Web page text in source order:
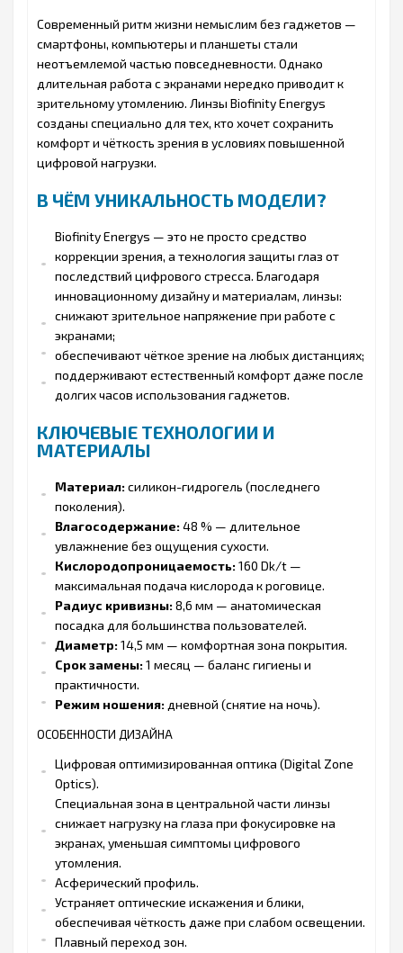
Современный ритм жизни немыслим без гаджетов —
смартфоны, компьютеры и планшеты стали
неотъемлемой частью повседневности. Однако
длительная работа с экранами нередко приводит к
зрительному утомлению. Линзы Biofinity Energys
созданы специально для тех, кто хочет сохранить
комфорт и чёткость зрения в условиях повышенной
цифровой нагрузки.
В ЧЁМ УНИКАЛЬНОСТЬ МОДЕЛИ?
Biofinity Energys — это не просто средство
коррекции зрения, а технология защиты глаз от
последствий цифрового стресса. Благодаря
инновационному дизайну и материалам, линзы:
снижают зрительное напряжение при работе с
экранами;
обеспечивают чёткое зрение на любых дистанциях;
поддерживают естественный комфорт даже после
долгих часов использования гаджетов.
КЛЮЧЕВЫЕ ТЕХНОЛОГИИ И
МАТЕРИАЛЫ
Материал:силикон-гидрогель (последнего
поколения).
Влагосодержание:48 % — длительное
увлажнение без ощущения сухости.
Кислородопроницаемость:160 Dk/t —
максимальная подача кислорода к роговице.
Радиус кривизны:8,6 мм — анатомическая
посадка для большинства пользователей.
Диаметр:14,5 мм — комфортная зона покрытия.
Срок замены:1 месяц — баланс гигиены и
практичности.
Режим ношения: дневной (снятие на ночь).
ОСОБЕННОСТИ ДИЗАЙНА
Цифровая оптимизированная оптика (Digital Zone
Optics).
Специальная зона в центральной части линзы
снижает нагрузку на глаза при фокусировке на
экранах, уменьшая симптомы цифрового
утомления.
Асферический профиль.
Устраняет оптические искажения и блики,
обеспечивая чёткость даже при слабом освещении.
Плавный переход зон.